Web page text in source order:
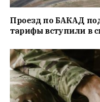
Проезд по БАКАД
тарифы вступили в